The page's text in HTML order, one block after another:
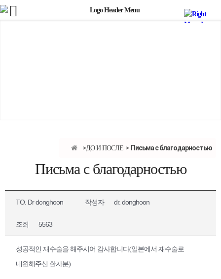
ДО И ПОСЛЕ Письма с благодарностью
Письма с благодарностью
TO. Dr donghoon 작성자 dr. donghoon
조회 5563
성공적인 재수술을 해주시어 감사합니다(일본에서 재수술로
내원해주신 환자분)